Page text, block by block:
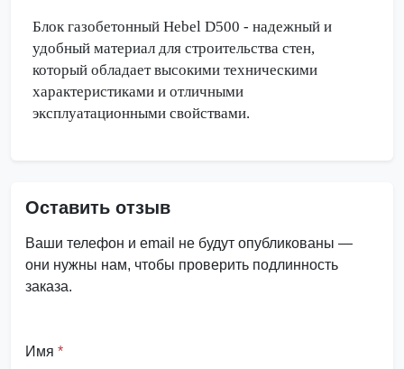
Блок газобетонный Hebel D500 - надежный и
удобный материал для строительства стен,
который обладает высокими техническими
характеристиками и отличными
эксплуатационными свойствами.
Оставить отзыв
Ваши телефон и email не будут опубликованы —
они нужны нам, чтобы проверить подлинность
заказа.
Имя *